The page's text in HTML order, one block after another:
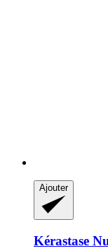
Ajouter
Kérastase